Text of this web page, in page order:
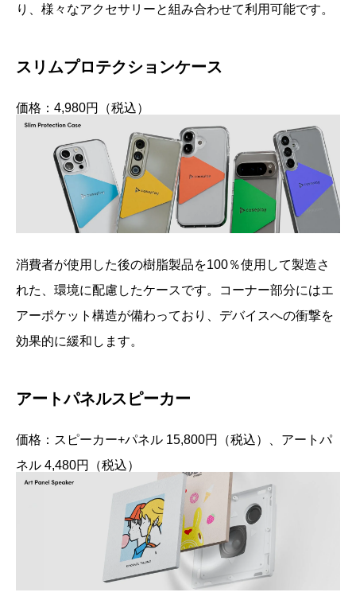
り、様々なアクセサリーと組み合わせて利用可能です。
スリムプロテクションケース
価格：4,980円（税込）
消費者が使用した後の樹脂製品を100％使用して製造さ
れた、環境に配慮したケースです。コーナー部分にはエ
アーポケット構造が備わっており、デバイスへの衝撃を
効果的に緩和します。
アートパネルスピーカー
価格：スピーカー+パネル 15,800円（税込）、アートパ
ネル 4,480円（税込）